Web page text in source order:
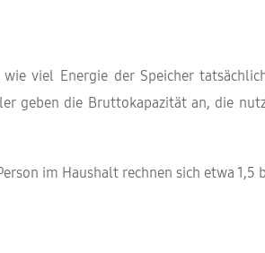
viel Energie der Speicher
geben die Bruttokapazität an, die
im Haushalt rechnen sich etwa 1,5